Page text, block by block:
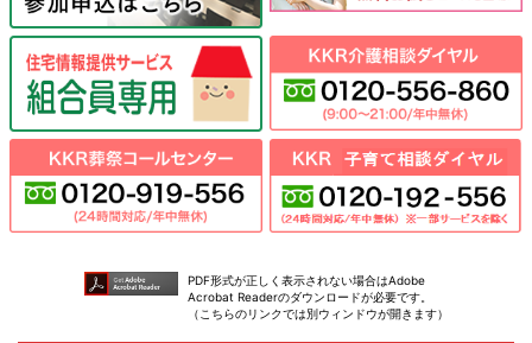
PDF形式が正しく表示されない場合はAdobe
Acrobat Readerのダウンロードが必要です。
（こちらのリンクでは別ウィンドウが開きます）